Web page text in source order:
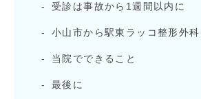
受診は事故から1週間以内に
小山市から駅東ラッコ整形外
当院でできること
最後に